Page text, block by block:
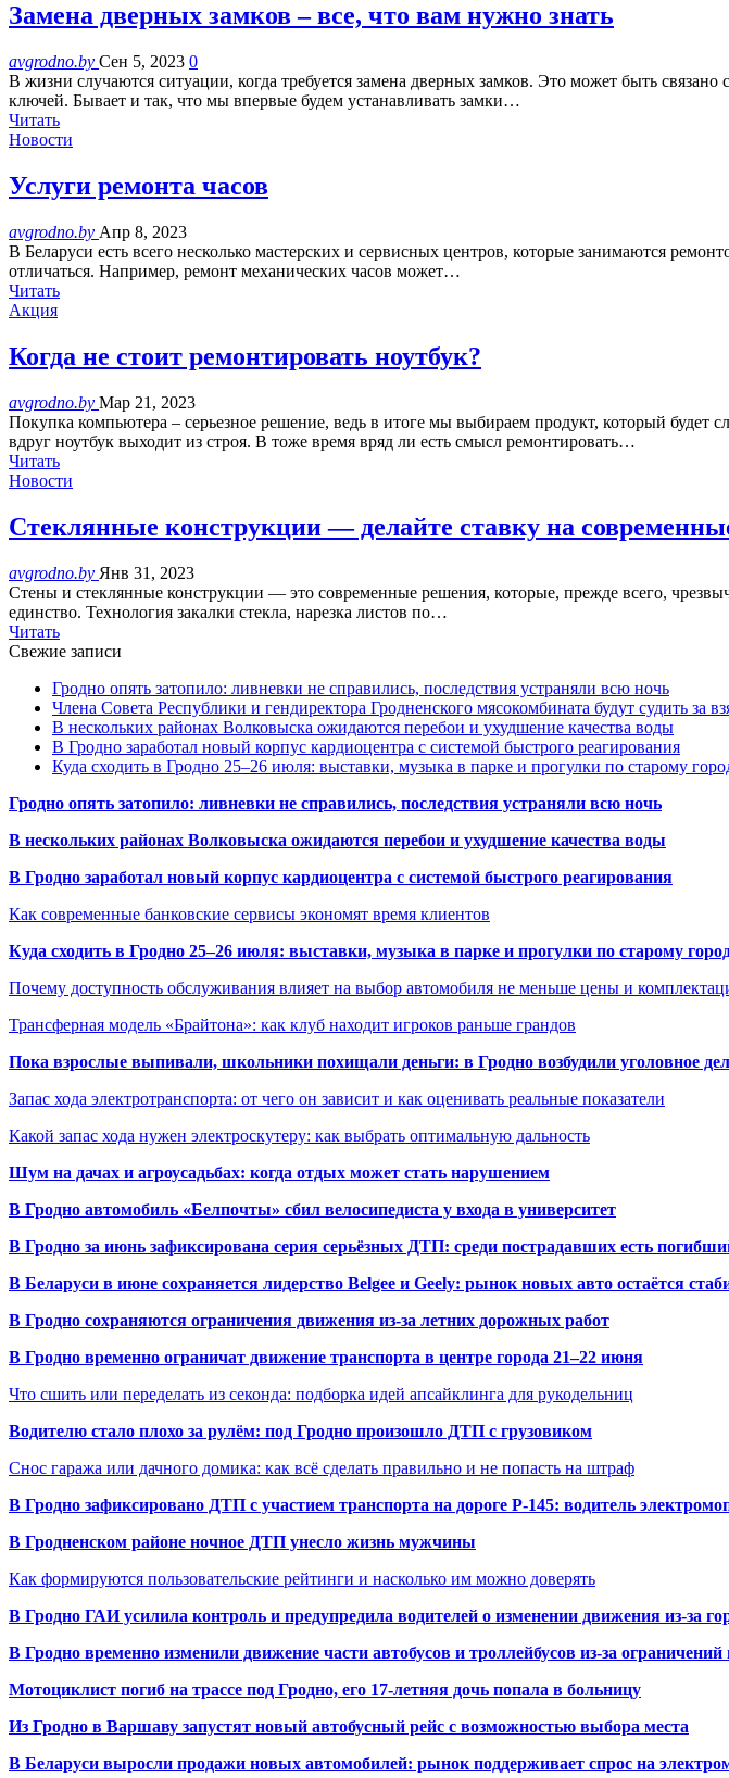
Замена дверных замков – все, что вам нужно знать
avgrodno.by Сен 5, 2023 0
В жизни случаются ситуации, когда требуется замена дверных замков. Это может быть
ключей. Бывает и так, что мы впервые будем устанавливать замки…
Читать
Новости
Услуги ремонта часов
avgrodno.by Апр 8, 2023
В Беларуси есть всего несколько мастерских и сервисных центров, которые занимаются
отличаться. Например, ремонт механических часов может…
Читать
Акция
Когда не стоит ремонтировать ноутбук?
avgrodno.by Мар 21, 2023
Покупка компьютера – серьезное решение, ведь в итоге мы выбираем продукт, который будет
вдруг ноутбук выходит из строя. В тоже время вряд ли есть смысл ремонтировать…
Читать
Новости
Стеклянные конструкции — делайте ставку на
avgrodno.by Янв 31, 2023
Стены и стеклянные конструкции — это современные решения, которые, прежде всего,
единство. Технология закалки стекла, нарезка листов по…
Читать
Свежие записи
Гродно опять затопило: ливневки не справились, последствия устраняли всю ночь
Члена Совета Республики и гендиректора Гродненского мясокомбината будут судить за
В нескольких районах Волковыска ожидаются перебои и ухудшение качества воды
В Гродно заработал новый корпус кардиоцентра с системой быстрого реагирования
Куда сходить в Гродно 25–26 июля: выставки, музыка в парке и прогулки по старому
Гродно опять затопило: ливневки не справились, последствия устраняли всю ночь
В нескольких районах Волковыска ожидаются перебои и ухудшение качества воды
В Гродно заработал новый корпус кардиоцентра с системой быстрого реагирования
Как современные банковские сервисы экономят время клиентов
Куда сходить в Гродно 25–26 июля: выставки, музыка в парке и прогулки по старому
Почему доступность обслуживания влияет на выбор автомобиля не меньше цены и
Трансферная модель «Брайтона»: как клуб находит игроков раньше грандов
Пока взрослые выпивали, школьники похищали деньги: в Гродно возбудили уголовное
Запас хода электротранспорта: от чего он зависит и как оценивать реальные показатели
Какой запас хода нужен электроскутеру: как выбрать оптимальную дальность
Шум на дачах и агроусадьбах: когда отдых может стать нарушением
В Гродно автомобиль «Белпочты» сбил велосипедиста у входа в университет
В Гродно за июнь зафиксирована серия серьёзных ДТП: среди пострадавших есть
В Беларуси в июне сохраняется лидерство Belgee и Geely: рынок новых авто остаётся
В Гродно сохраняются ограничения движения из-за летних дорожных работ
В Гродно временно ограничат движение транспорта в центре города 21–22 июня
Что сшить или переделать из секонда: подборка идей апсайклинга для рукодельниц
Водителю стало плохо за рулём: под Гродно произошло ДТП с грузовиком
Снос гаража или дачного домика: как всё сделать правильно и не попасть на штраф
В Гродно зафиксировано ДТП с участием транспорта на дороге Р-145: водитель
В Гродненском районе ночное ДТП унесло жизнь мужчины
Как формируются пользовательские рейтинги и насколько им можно доверять
В Гродно ГАИ усилила контроль и предупредила водителей о изменении движения из-за
В Гродно временно изменили движение части автобусов и троллейбусов из-за ограничений
Мотоциклист погиб на трассе под Гродно, его 17-летняя дочь попала в больницу
Из Гродно в Варшаву запустят новый автобусный рейс с возможностью выбора места
В Беларуси выросли продажи новых автомобилей: рынок поддерживает спрос на